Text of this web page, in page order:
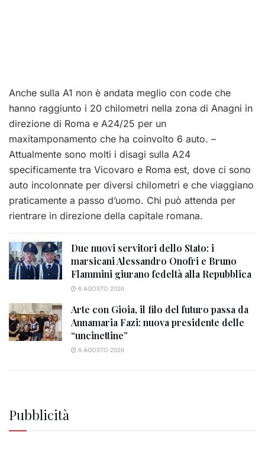
Anche sulla A1 non è andata meglio con code che
hanno raggiunto i 20 chilometri nella zona di Anagni in
direzione di Roma e A24/25 per un
maxitamponamento che ha coinvolto 6 auto. –
Attualmente sono molti i disagi sulla A24
specificamente tra Vicovaro e Roma est, dove ci sono
auto incolonnate per diversi chilometri e che viaggiano
praticamente a passo d’uomo. Chi può attenda per
rientrare in direzione della capitale romana.
Due nuovi servitori dello Stato: i
marsicani Alessandro Onofri e Bruno
Flammini giurano fedeltà alla Repubblica
6 AGOSTO 2026
Arte con Gioia, il filo del futuro passa da
Annamaria Fazi: nuova presidente delle
“uncinettine”
6 AGOSTO 2026
Pubblicità